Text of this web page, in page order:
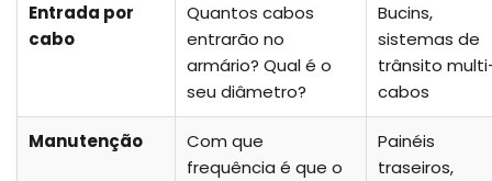
Entrada por
cabo
Quantos cabos
entrarão no
armário? Qual é o
seu diâmetro?
Bucins,
sistemas de
trânsito
cabos
Manutenção
Com que
frequência é que o
Painéis
traseiros,